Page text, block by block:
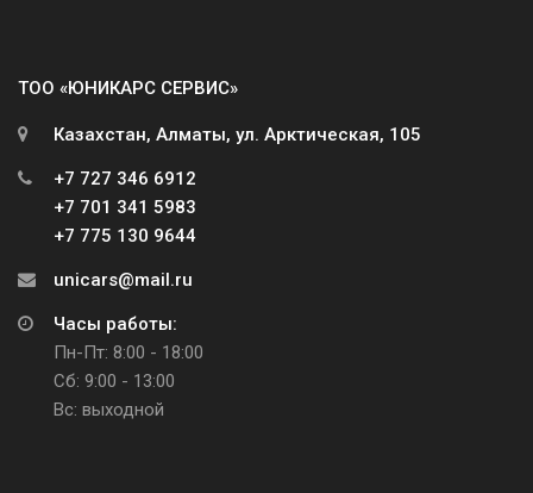
ТОО «ЮНИКАРС СЕРВИС»
Казахстан, Алматы, ул. Арктическая, 105
+7 727 346 6912
+7 701 341 5983
+7 775 130 9644
unicars@mail.ru
Часы работы:
Пн-Пт: 8:00 - 18:00
Сб: 9:00 - 13:00
Вс: выходной